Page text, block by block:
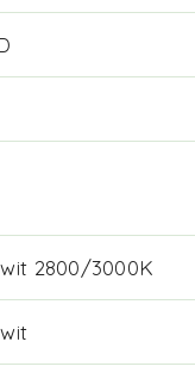
2800/3000K